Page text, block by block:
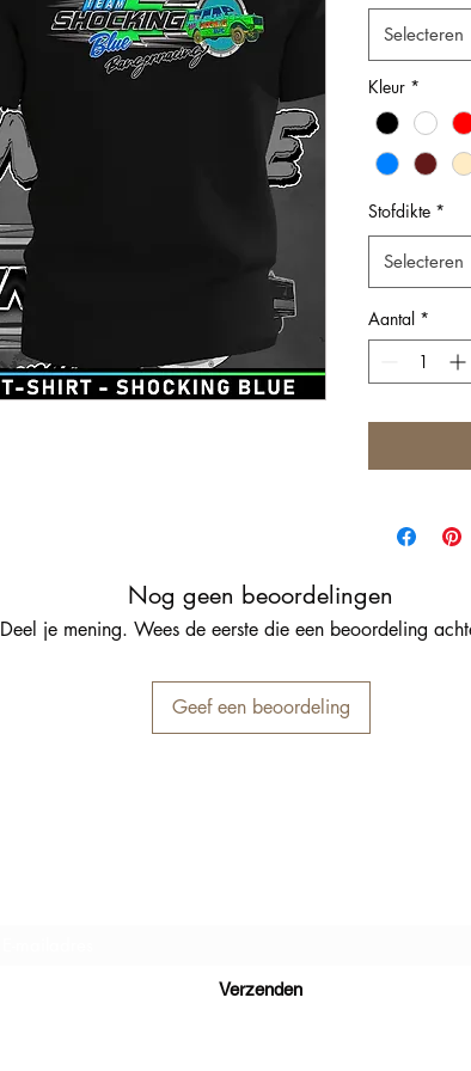
Selecteren
Kleur *
Stofdikte *
Selecteren
Aantal *
Nog geen beoordelingen
Deel je mening. Wees de eerste die een beoordeling
Geef een beoordeling
Verzenden